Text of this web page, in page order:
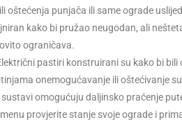
oštećenja punjača ili same ograde
kako bi pružao neugodan, ali
ograničava.
pastiri konstruirani su kako bi
onemogućavanje ili oštećivanje
omogućuju daljinsko praćenje
provjerite stanje svoje ograde i